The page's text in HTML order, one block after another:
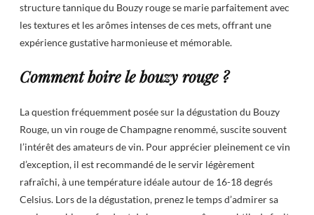
structure tannique du Bouzy rouge se marie parfaitement avec
les textures et les arômes intenses de ces mets, offrant une
expérience gustative harmonieuse et mémorable.
Comment boire le bouzy rouge ?
La question fréquemment posée sur la dégustation du Bouzy
Rouge, un vin rouge de Champagne renommé, suscite souvent
l’intérêt des amateurs de vin. Pour apprécier pleinement ce vin
d’exception, il est recommandé de le servir légèrement
rafraîchi, à une température idéale autour de 16-18 degrés
Celsius. Lors de la dégustation, prenez le temps d’admirer sa